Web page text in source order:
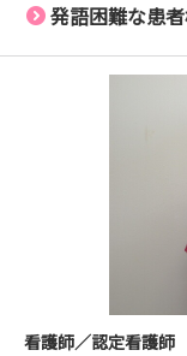
発語困難な患
看護師／認定看護